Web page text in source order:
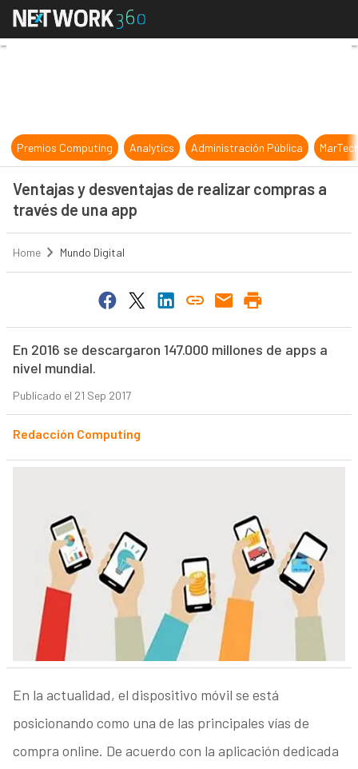
Ventajas y desventajas de realizar
Premios Computing Analytics Administración Pública
Ventajas y desventajas de realizar compras a
través de una app
Home Mundo Digital
En 2016 se descargaron 147.000 millones de apps a
nivel mundial.
Publicado el 21 Sep 2017
Redacción Computing
En la actualidad, el dispositivo móvil se está
posicionando como una de las principales vías de
compra online. De acuerdo con la aplicación dedicada